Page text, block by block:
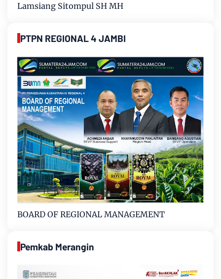
Lamsiang Sitompul SH MH
PTPN REGIONAL 4 JAMBI
BOARD OF REGIONAL MANAGEMENT
Pemkab Merangin